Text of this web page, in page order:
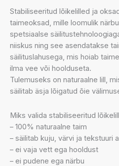
Stabiliseeritud lõikelilled ja
taimeoksad, mille loomulik
spetsiaalse
niiskus ning see asendatakse
säilituslahusega, mis hoiab
ilma vee või hoolduseta.
Tulemuseks on naturaalne lill,
säilitab äsja lõigatud õie
Miks valida stabiliseeritud
– 100% naturaalne taim
– säilitab kuju, värvi ja tekstuuri
– ei vaja vett ega hooldust
– ei pudene ega närbu